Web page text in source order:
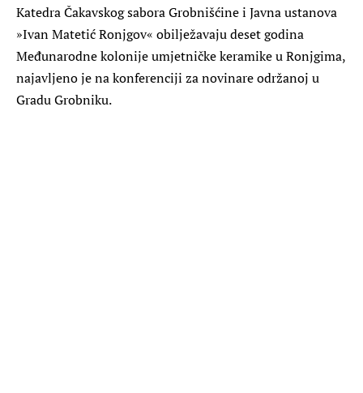
Katedra Čakavskog sabora Grobnišćine i Javna ustanova
»Ivan Matetić Ronjgov« obilježavaju deset godina
Međunarodne kolonije umjetničke keramike u Ronjgima,
najavljeno je na konferenciji za novinare održanoj u
Gradu Grobniku.